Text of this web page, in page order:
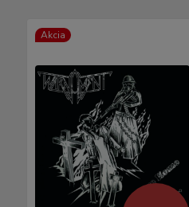
Akcia